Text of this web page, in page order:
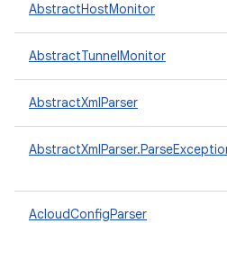
AbstractHostMonitor
AbstractTunnelMonitor
AbstractXmlParser
AcloudConfigParser